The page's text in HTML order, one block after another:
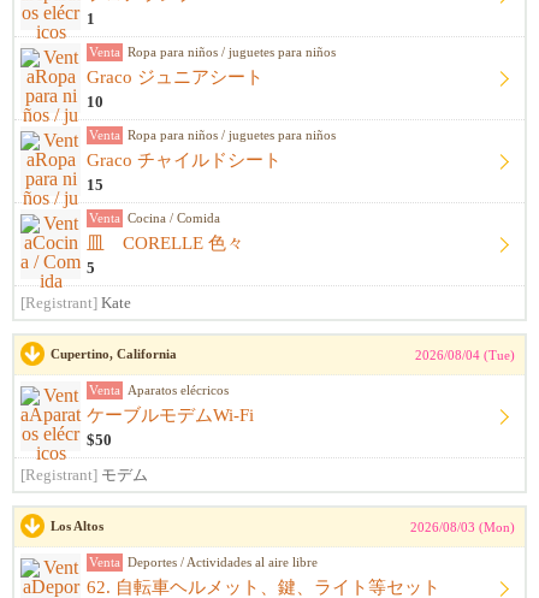
1
Venta Ropa para niños / juguetes para niños
Graco ジュニアシート
10
Venta Ropa para niños / juguetes para niños
Graco チャイルドシート
15
Venta Cocina / Comida
皿 CORELLE 色々
5
[Registrant] Kate
Cupertino, California 2026/08/04 (Tue)
Venta Aparatos elécricos
ケーブルモデムWi-Fi
$50
[Registrant] モデム
Los Altos 2026/08/03 (Mon)
Venta Deportes / Actividades al aire libre
62. 自転車ヘルメット、鍵、ライト等セット